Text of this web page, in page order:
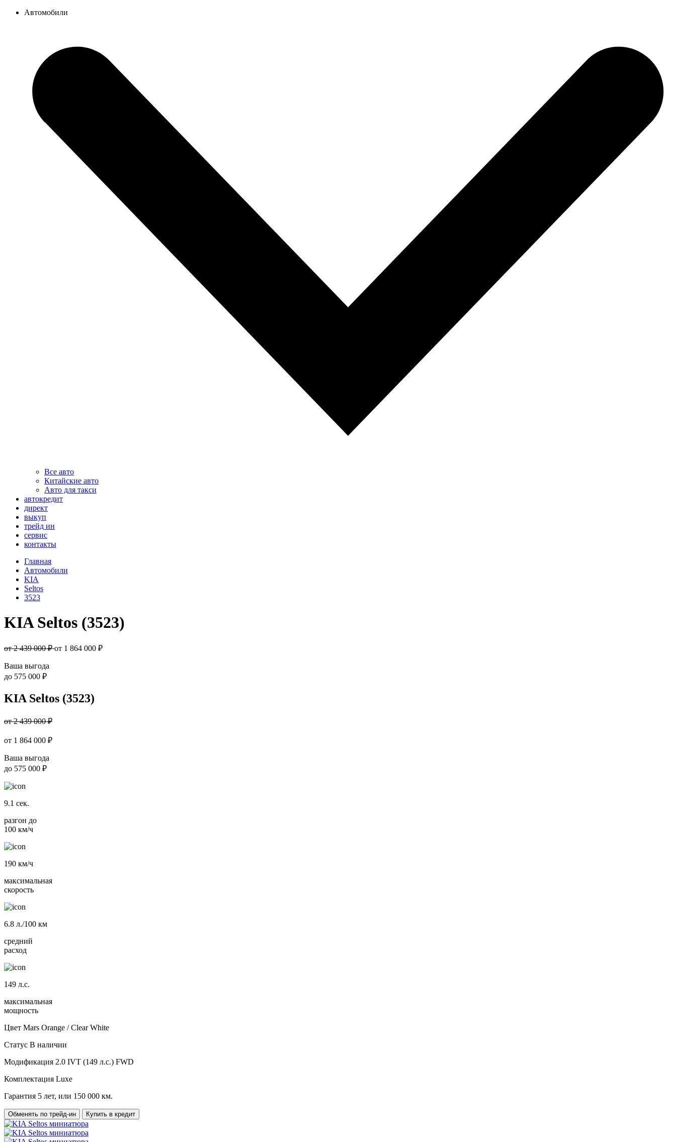
Автомобили
Все авто
Китайские авто
Авто для такси
автокредит
директ
выкуп
трейд ин
сервис
контакты
Главная
Автомобили
KIA
Seltos
3523
KIA Seltos (3523)
от 2 439 000 ₽от 1 864 000 ₽
Ваша выгода
до 575 000 ₽
KIA Seltos (3523)
от 2 439 000 ₽
от 1 864 000 ₽
Ваша выгода
до 575 000 ₽
9.1 сек.
разгон до
100 км/ч
190 км/ч
максимальная
скорость
6.8 л./100 км
средний
расход
149 л.с.
максимальная
мощность
Цвет Mars Orange / Clear White
Статус В наличии
Модификация 2.0 IVT (149 л.с.) FWD
Комплектация Luxe
Гарантия 5 лет, или 150 000 км.
Обменять по трейд-ин Купить в кредит